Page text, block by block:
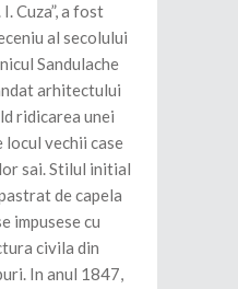
Cuza”, a fost
al secolului
Sandulache
arhitectului
ridicarea unei
locul vechii case
sai. Stilul initial
de capela
impusese cu
civila din
In anul 1847,